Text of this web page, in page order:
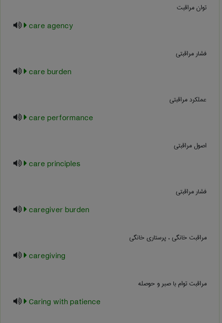
توان مراقبت
care agency
فشار مراقبتی
care burden
عملکرد مراقبتی
care performance
اصول مراقبتی
care principles
فشار مراقبتی
caregiver burden
مراقبت خانگی ، پرستاری خانگی
caregiving
مراقبت توام با صبر و حوصله
Caring with patience